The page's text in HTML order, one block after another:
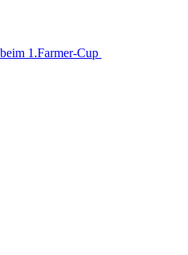
1.Farmer-Cup